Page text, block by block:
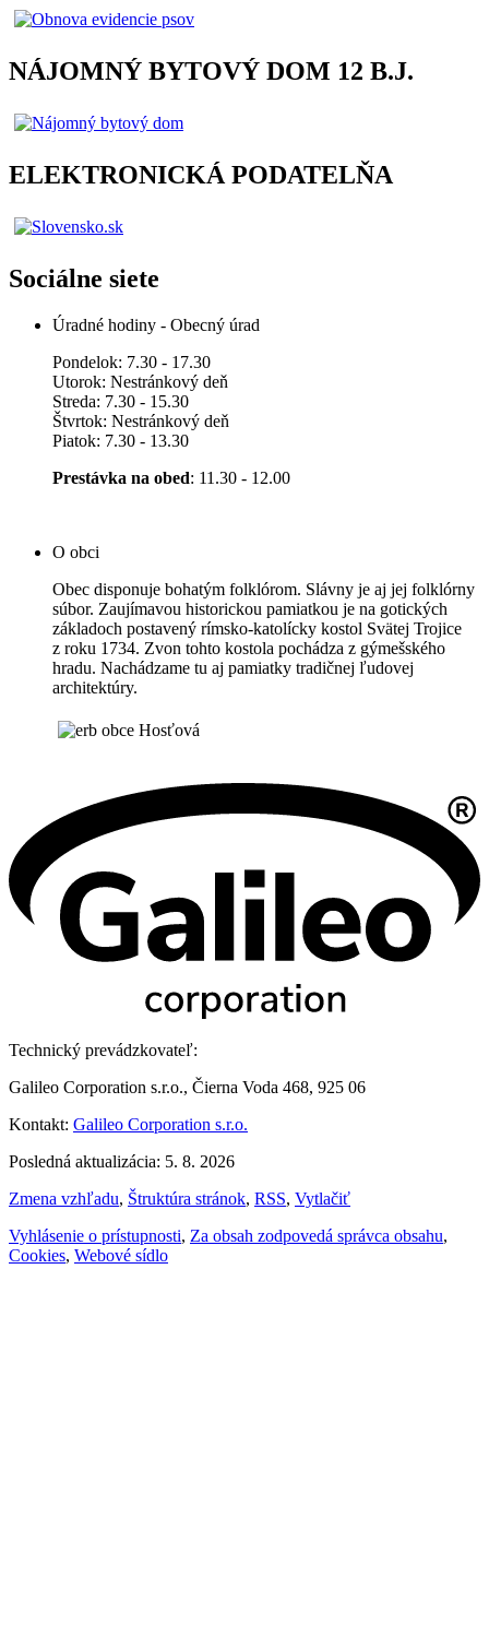
NÁJOMNÝ BYTOVÝ DOM 12 B.J.
ELEKTRONICKÁ PODATELŇA
Sociálne siete
Úradné hodiny - Obecný úrad
Pondelok: 7.30 - 17.30
Utorok: Nestránkový deň
Streda: 7.30 - 15.30
Štvrtok: Nestránkový deň
Piatok: 7.30 - 13.30
Prestávka na obed: 11.30 - 12.00
O obci
Obec disponuje bohatým folklórom. Slávny je aj jej folklórny
súbor. Zaujímavou historickou pamiatkou je na gotických
základoch postavený rímsko-katolícky kostol Svätej Trojice
z roku 1734. Zvon tohto kostola pochádza z gýmešského
hradu. Nachádzame tu aj pamiatky tradičnej ľudovej
architektúry.
Technický prevádzkovateľ:
Galileo Corporation s.r.o., Čierna Voda 468, 925 06
Kontakt: Galileo Corporation s.r.o.
Posledná aktualizácia: 5. 8. 2026
Zmena vzhľadu, Štruktúra stránok, RSS, Vytlačiť
Vyhlásenie o prístupnosti, Za obsah zodpovedá správca obsahu,
Cookies, Webové sídlo